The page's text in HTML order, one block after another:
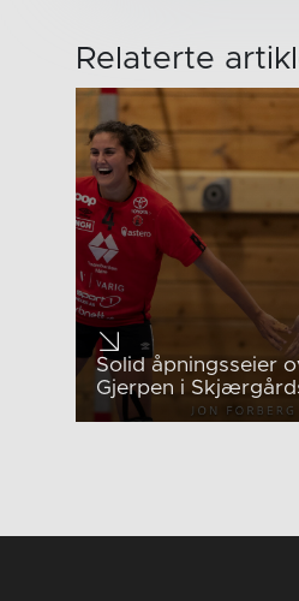
Relaterte
Solid åpningsseier
Gjerpen i